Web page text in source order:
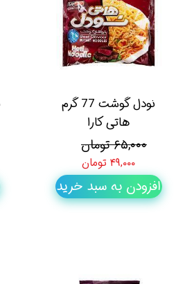
نودل گوشت 77 گرم
هاتی کارا
۶۵,۰۰۰ تومان
۴۹,۰۰۰ تومان
افزودن به سبد خرید